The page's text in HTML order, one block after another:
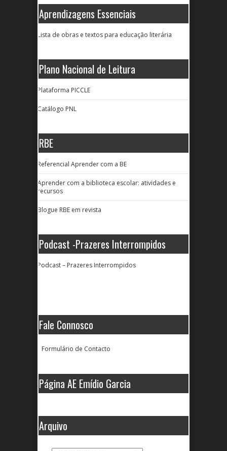
Aprendizagens Essenciais
Lista de obras e textos para educação literária
Plano Nacional de Leitura
Plataforma PICCLE
Catálogo PNL
RBE
Referencial Aprender com a BE
Aprender com a biblioteca escolar: atividades e
recursos
Blogue RBE em revista
Podcast -Prazeres Interrompidos
Podcast – Prazeres Interrompidos
Fale Connosco
Formulário de Contacto
Página AE Emídio Garcia
Arquivo
Arquivo